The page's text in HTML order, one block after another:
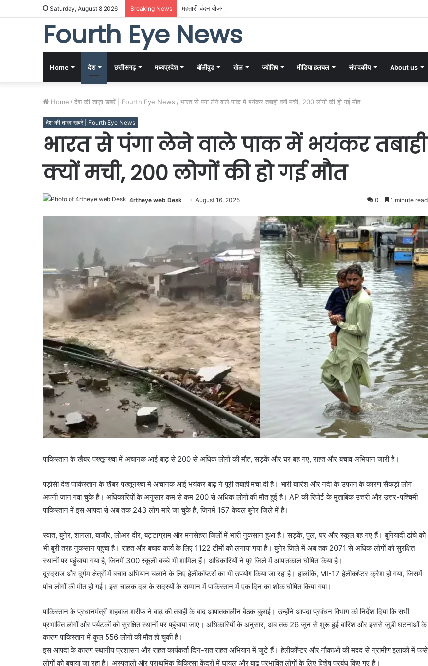
Saturday, August 8 2026 Breaking News महतारी वंदन योजना की 30वीं किस्त जारी, लाखों महिलाओं के खातों में पहुंची सम्मान राशि
Fourth Eye News
Home देश छत्तीसगढ़ मध्यप्रदेश बॉलीवुड खेल ज्योतिष मीडिया हलचल संपादकीय About us
Home / देश की ताज़ा खबरें | Fourth Eye News / भारत से पंगा लेने वाले पाक में भयंकर तबाही क्यों मची, 200 लोगों की हो गई मौत
देश की ताज़ा खबरें | Fourth Eye News
भारत से पंगा लेने वाले पाक में भयंकर तबाही
क्यों मची, 200 लोगों की हो गई मौत
4rtheye web Desk August 16, 2025 0 1 minute read
पाकिस्तान के खैबर पख्तूनख्वा में अचानक आई बाढ़ से 200 से अधिक लोगों की मौत, सड़कें और घर बह गए, राहत और बचाव अभियान जारी है।
पड़ोसी देश पाकिस्तान के खैबर पख्तूनख्वा में अचानक आई भयंकर बाढ़ ने पूरी तबाही मचा दी है। भारी बारिश और नदी के उफान के कारण सैकड़ों लोग
अपनी जान गंवा चुके हैं। अधिकारियों के अनुसार कम से कम 200 से अधिक लोगों की मौत हुई है। AP की रिपोर्ट के मुताबिक उत्तरी और उत्तर-पश्चिमी
पाकिस्तान में इस आपदा से अब तक 243 लोग मारे जा चुके हैं, जिनमें 157 केवल बुनेर जिले में हैं।
स्वात, बुनेर, शांगला, बाजौर, लोअर दीर, बट्टाग्राम और मनसेहरा जिलों में भारी नुकसान हुआ है। सड़कें, पुल, घर और स्कूल बह गए हैं। बुनियादी ढांचे को
भी बुरी तरह नुकसान पहुंचा है। राहत और बचाव कार्य के लिए 1122 टीमों को लगाया गया है। बुनेर जिले में अब तक 2071 से अधिक लोगों को सुरक्षित
स्थानों पर पहुंचाया गया है, जिनमें 300 स्कूली बच्चे भी शामिल हैं। अधिकारियों ने पूरे जिले में आपातकाल घोषित किया है।
दूरदराज और दुर्गम क्षेत्रों में बचाव अभियान चलाने के लिए हेलीकॉप्टरों का भी उपयोग किया जा रहा है। हालांकि, MI-17 हेलीकॉप्टर क्रैश हो गया, जिसमें
पांच लोगों की मौत हो गई। इस चालक दल के सदस्यों के सम्मान में पाकिस्तान में एक दिन का शोक घोषित किया गया।
पाकिस्तान के प्रधानमंत्री शहबाज शरीफ ने बाढ़ की तबाही के बाद आपातकालीन बैठक बुलाई। उन्होंने आपदा प्रबंधन विभाग को निर्देश दिया कि सभी
प्रभावित लोगों और पर्यटकों को सुरक्षित स्थानों पर पहुंचाया जाए। अधिकारियों के अनुसार, अब तक 26 जून से शुरू हुई बारिश और इससे जुड़ी घटनाओं के
कारण पाकिस्तान में कुल 556 लोगों की मौत हो चुकी है।
इस आपदा के कारण स्थानीय प्रशासन और राहत कार्यकर्ता दिन-रात राहत अभियान में जुटे हैं। हेलीकॉप्टर और नौकाओं की मदद से ग्रामीण इलाकों में फंसे
लोगों को बचाया जा रहा है। अस्पतालों और प्राथमिक चिकित्सा केंद्रों में घायल और बाढ़ प्रभावित लोगों के लिए विशेष प्रबंध किए गए हैं।